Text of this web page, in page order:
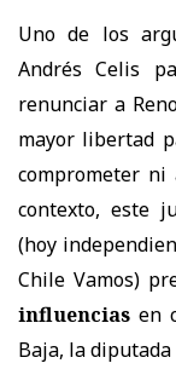
Uno de los
Andrés Celis
renunciar a
mayor libertad
comprometer
contexto, este
(hoy
Chile Vamos)
influencias en
Baja, la